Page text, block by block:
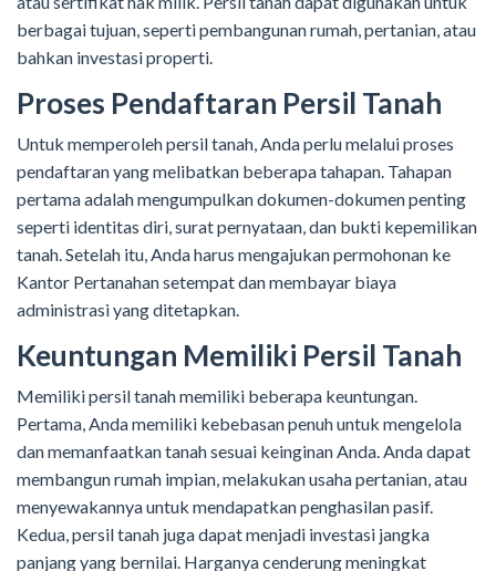
berbagai tujuan, seperti pembangunan rumah, pertanian, atau
bahkan investasi properti.
Proses Pendaftaran Persil Tanah
Untuk memperoleh persil tanah, Anda perlu melalui proses
pendaftaran yang melibatkan beberapa tahapan. Tahapan
pertama adalah mengumpulkan dokumen-dokumen penting
seperti identitas diri, surat pernyataan, dan bukti kepemilikan
tanah. Setelah itu, Anda harus mengajukan permohonan ke
Kantor Pertanahan setempat dan membayar biaya
administrasi yang ditetapkan.
Keuntungan Memiliki Persil Tanah
Memiliki persil tanah memiliki beberapa keuntungan.
Pertama, Anda memiliki kebebasan penuh untuk mengelola
dan memanfaatkan tanah sesuai keinginan Anda. Anda dapat
membangun rumah impian, melakukan usaha pertanian, atau
menyewakannya untuk mendapatkan penghasilan pasif.
Kedua, persil tanah juga dapat menjadi investasi jangka
panjang yang bernilai. Harganya cenderung meningkat